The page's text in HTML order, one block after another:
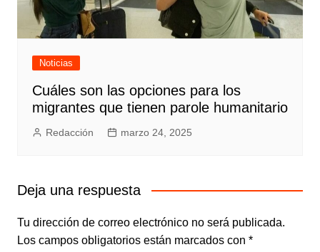
Noticias
Cuáles son las opciones para los
migrantes que tienen parole humanitario
Redacción marzo 24, 2025
Deja una respuesta
Tu dirección de correo electrónico no será publicada.
Los campos obligatorios están marcados con *